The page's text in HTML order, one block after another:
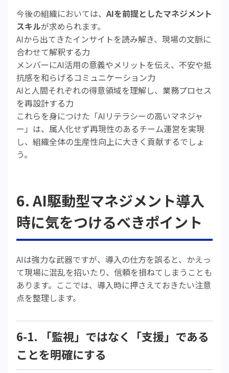
今後の組織においては、AIを前提としたマネジメント
スキルが求められます。
AIから出てきたインサイトを読み解き、現場の文脈に
合わせて解釈する力
メンバーにAI活用の意義やメリットを伝え、不安や抵
抗感を和らげるコミュニケーション力
AIと人間それぞれの得意領域を理解し、業務プロセス
を再設計する力
これらを身につけた「AIリテラシーの高いマネジャ
ー」は、属人化せず再現性のあるチーム運営を実現
し、組織全体の生産性向上に大きく貢献するでしょ
う。
6. AI駆動型マネジメント導入
時に気をつけるべきポイント
AIは強力な武器ですが、導入の仕方を誤ると、かえっ
て現場に混乱を招いたり、信頼を損ねてしまうことも
あります。ここでは、導入時に押さえておきたい注意
点を整理します。
6-1. 「監視」ではなく「支援」である
ことを明確にする